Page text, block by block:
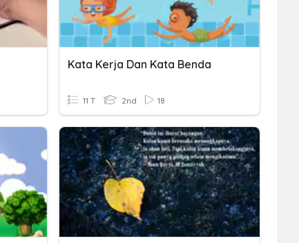
Kata Kerja Dan Kata Benda
11 T 2nd 18